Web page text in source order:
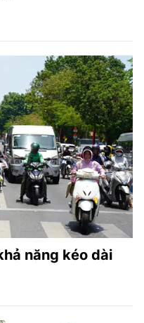
năng kéo dài